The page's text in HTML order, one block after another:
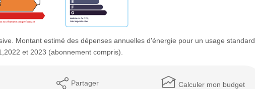
Montant estimé des dépenses annuelles d'énergie pour un usage standard
et 2023 (abonnement compris).
Partager Calculer mon budget